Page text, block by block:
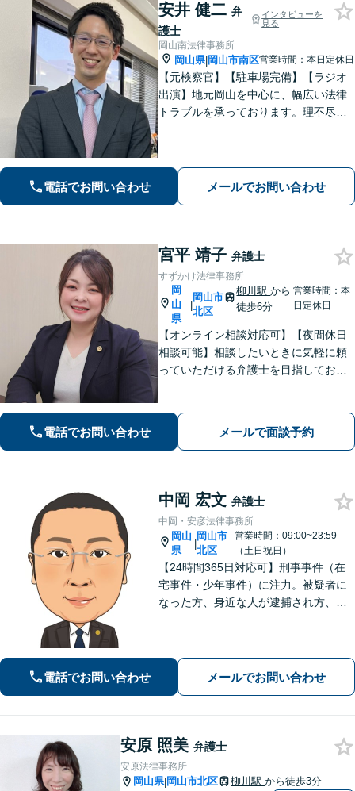
安井 健二 弁
護士
インタビューを
見る
岡山南法律事務所
岡山県|岡山市南区営業時間：本日定休日
【元検察官】【駐車場完備】【ラジオ
出演】地元岡山を中心に、幅広い法律
トラブルを承っております。理不尽な
にご相談ください【WEB面談｜夜間面
談可】
電話でお問い合わせ メールでお問い合わせ
宮平 靖子 弁護士
すずかけ法律事務所
岡
山
県
|
岡山市
北区
柳川駅から
徒歩6分
営業時間：本
日定休日
【オンライン相談対応可】【夜間休日
相談可能】相談したいときに気軽に頼
っていただける弁護士を目指しており
い。
電話でお問い合わせ メールで面談予約
中岡 宏文 弁護士
中岡・安彦法律事務所
岡山
県
|
岡山市
北区
営業時間：09:00~23:59
（土日祝日）
【24時間365日対応可】刑事事件（在
宅事件・少年事件）に注力。被疑者に
なった方、身近な人が逮捕され方、す
電話でお問い合わせ メールでお問い合わせ
安原 照美 弁護士
安原法律事務所
岡山県|岡山市北区 柳川駅 から徒歩3分